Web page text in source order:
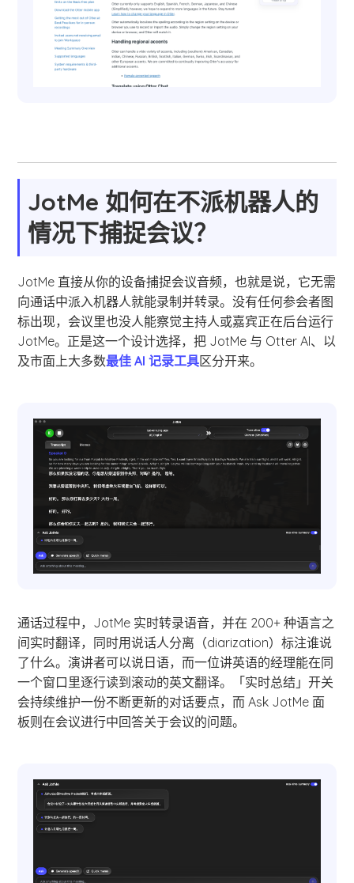
JotMe 如何在不派机器人的
情况下捕捉会议？
JotMe 直接从你的设备捕捉会议音频，也就是说，它无需
向通话中派入机器人就能录制并转录。没有任何参会者图
标出现，会议里也没人能察觉主持人或嘉宾正在后台运行
JotMe。正是这一个设计选择，把 JotMe 与 Otter AI、以
及市面上大多数最佳 AI 记录工具区分开来。
通话过程中，JotMe 实时转录语音，并在 200+ 种语言之
间实时翻译，同时用说话人分离（diarization）标注谁说
了什么。演讲者可以说日语，而一位讲英语的经理能在同
一个窗口里逐行读到滚动的英文翻译。「实时总结」开关
会持续维护一份不断更新的对话要点，而 Ask JotMe 面
板则在会议进行中回答关于会议的问题。